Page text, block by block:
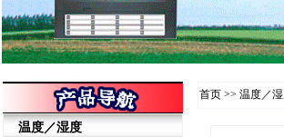
温度／湿度
首页 >> 温度／